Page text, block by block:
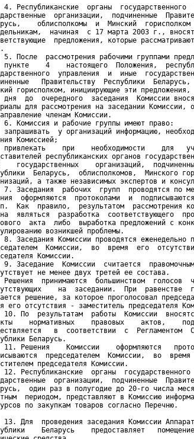
4. Республиканские  органы  государственного
организации,  подчиненные
облисполкомы  и  Минский
начиная  с 17 марта 2003 г.,
предложения, которые
5. После  рассмотрения рабочими группами
4    настоящего  Положения,
управления  и  иные
Правительству  Республики
горисполком, инициирующие эти
дня  до  очередного  заседания  Комиссии
для рассмотрения на заседании Комиссии,
членам Комиссии.
6. Комиссия и рабочие группы имеют право:
запрашивать  у организаций информацию,
Комиссией;
привлекать    при    необходимости    для
республиканских органов
государственных    организаций,
Беларусь,  облисполкомов,  Минского
а также независимых экспертов и
7. Заседания  рабочих  групп  проводятся по
оформляются  протоколами  и
Как  правило,  результатом  рассмотрения
являться  разработка  соответствующего
акта  либо  выработка предложений с
возникшей проблемы.
8. Заседания Комиссии проводятся еженедельно
Комиссии,  во  время  его
Комиссии.
9. Заседание  Комиссии  считается
не менее двух третей ее состава.
Решения  принимаются  большинством  голосов
на  заседании.  При  равенстве
решение, за которое проголосовал
его отсутствия - заместитель председателя
10. По  результатам  работы  Комиссии
нормативных    правовых    актов,
в  соответствии  с  Регламентом
Беларусь.
11. Решения    Комиссии    оформляются
председателем  Комиссии,  во
председателя Комиссии.
12. Республиканские  органы  государственного
организации,  подчиненные
один раз в полугодие до 20-го числа
периодом, представляют в Комиссию
по закупкам товаров согласно Перечню.
13. Для  проведения заседания Комиссии
Беларусь    предоставляет